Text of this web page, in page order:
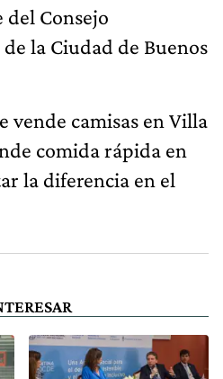
del Consejo
la Ciudad de Buenos
vende camisas en Villa
comida rápida en
la diferencia en el